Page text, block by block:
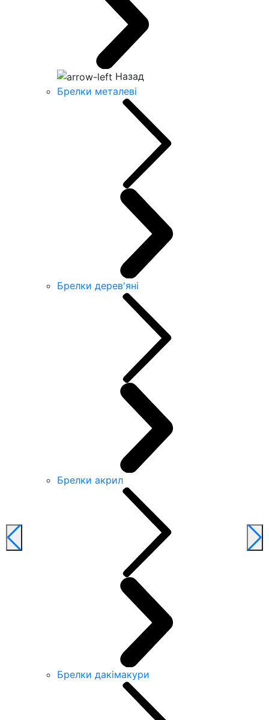
Назад
Брелки металеві
Брелки дерев'яні
Брелки акрил
Брелки дакімакури